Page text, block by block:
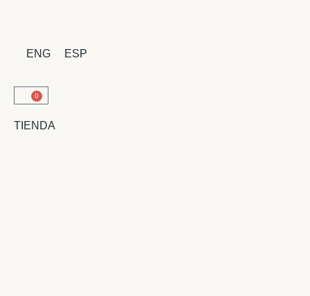
ENG ESP
0
TIENDA